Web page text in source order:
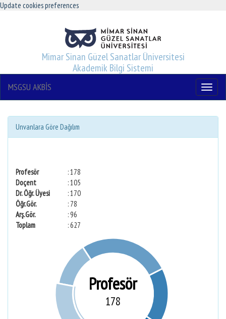
Update cookies preferences
Mimar Sinan Güzel Sanatlar Üniversitesi
Akademik Bilgi Sistemi
Menu
MSGSU AKBİS
Unvanlara Göre Dağılım
Profesör
: 178
Doçent
: 105
Dr. Öğr. Üyesi
: 170
Öğr.Gör.
: 78
Arş.Gör.
: 96
Toplam
: 627
Profesör
178